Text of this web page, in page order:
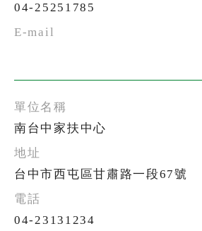
04-25251785
南台中家扶中心
台中市西屯區甘肅路一段67號
04-23131234